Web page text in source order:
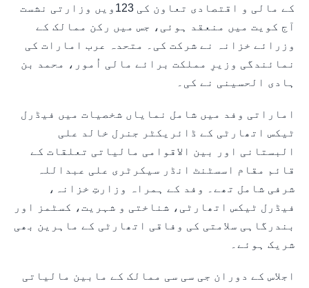
کے مالی و اقتصادی تعاون کی 123ویں وزارتی نشست
آج کویت میں منعقد ہوئی، جس میں رکن ممالک کے
وزرائے خزانہ نے شرکت کی۔ متحدہ عرب امارات کی
نمائندگی وزیرِ مملکت برائے مالی اُمور، محمد بن
ہادی الحسینی نے کی۔
اماراتی وفد میں شامل نمایاں شخصیات میں فیڈرل
ٹیکس اتھارٹی کے ڈائریکٹر جنرل خالد علی
البستانی اور بین الاقوامی مالیاتی تعلقات کے
قائم مقام اسسٹنٹ انڈر سیکرٹری علی عبداللہ
شرفی شامل تھے۔ وفد کے ہمراہ وزارتِ خزانہ،
فیڈرل ٹیکس اتھارٹی، شناختی و شہریت، کسٹمز اور
بندرگاہی سلامتی کی وفاقی اتھارٹی کے ماہرین بھی
شریک ہوئے۔
اجلاس کے دوران جی سی سی ممالک کے مابین مالیاتی